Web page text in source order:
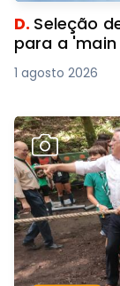
D. Seleção
para a
1 agosto 2026